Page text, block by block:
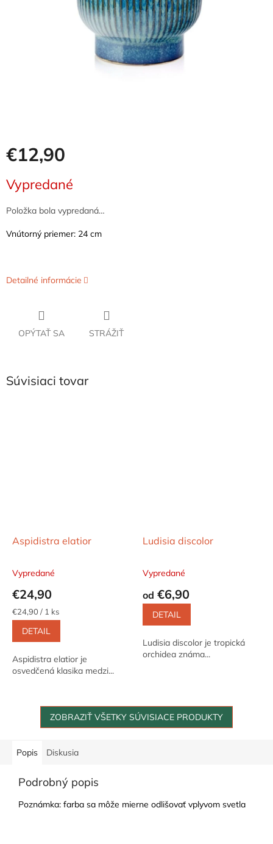
€12,90
cena:
Vypredané
Položka bola vypredaná…
Vnútorný priemer: 24 cm
Detailné informácie
OPÝTAŤ SA STRÁŽIŤ
Súvisiaci tovar
Aspidistra elatior
Vypredané
€24,90
Jednotková
cena:
€24,90 / 1 ks
DETAIL
Aspidistra elatior je
osvedčená klasika medzi...
Ludisia discolor
Vypredané
od €6,90
DETAIL
Ludisia discolor je tropická
orchidea známa...
ZOBRAZIŤ VŠETKY SÚVISIACE PRODUKTY
Popis Diskusia
Podrobný popis
Poznámka: farba sa môže mierne odlišovať vplyvom svetla